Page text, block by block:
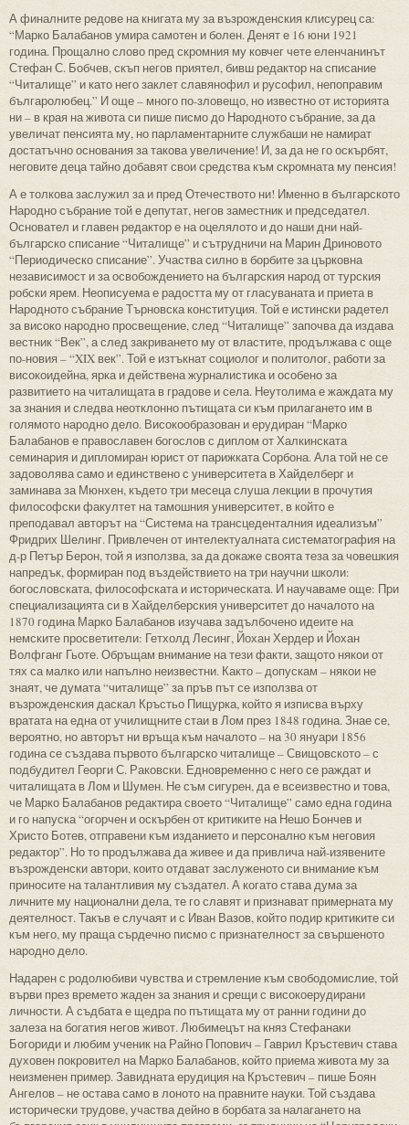
А финалните редове на книгата му за възрожденския клисурец са:
“Марко Балабанов умира самотен и болен. Денят е 16 юни 1921
година. Прощално слово пред скромния му ковчег чете еленчанинът
Стефан С. Бобчев, скъп негов приятел, бивш редактор на списание
“Читалище” и като него заклет славянофил и русофил, непоправим
българолюбец.” И още – много по-зловещо, но известно от историята
ни – в края на живота си пише писмо до Народното събрание, за да
увеличат пенсията му, но парламентарните службаши не намират
достатъчно основания за такова увеличение! И, за да не го оскърбят,
неговите деца тайно добавят свои средства към скромната му пенсия!
А е толкова заслужил за и пред Отечеството ни! Именно в българското
Народно събрание той е депутат, негов заместник и председател.
Основател и главен редактор е на оцелялото и до наши дни най-
българско списание “Читалище” и сътрудничи на Марин Дриновото
“Периодическо списание”. Участва силно в борбите за църковна
независимост и за освобождението на българския народ от турския
робски ярем. Неописуема е радостта му от гласуваната и приета в
Народното събрание Търновска конституция. Той е истински радетел
за високо народно просвещение, след “Читалище” започва да издава
вестник “Век”, а след закриването му от властите, продължава с още
по-новия – “XIX век”. Той е изтъкнат социолог и политолог, работи за
високоидейна, ярка и действена журналистика и особено за
развитието на читалищата в градове и села. Неутолима е жаждата му
за знания и следва неотклонно пътищата си към прилагането им в
голямото народно дело. Високообразован и ерудиран “Марко
Балабанов е православен богослов с диплом от Халкинската
семинария и дипломиран юрист от парижката Сорбона. Ала той не се
задоволява само и единствено с университета в Хайделберг и
заминава за Мюнхен, където три месеца слуша лекции в прочутия
философски факултет на тамошния университет, в който е
преподавал авторът на “Система на трансцеденталния идеализъм”
Фридрих Шелинг. Привлечен от интелектуалната систематография на
д-р Петър Берон, той я използва, за да докаже своята теза за човешкия
напредък, формиран под въздействието на три научни школи:
богословската, философската и историческата. И научаваме още: При
специализацията си в Хайделберския университет до началото на
1870 година Марко Балабанов изучава задълбочено идеите на
немските просветители: Гетхолд Лесинг, Йохан Хердер и Йохан
Волфганг Гьоте. Обръщам внимание на тези факти, защото някои от
тях са малко или напълно неизвестни. Както – допускам – някои не
знаят, че думата “читалище” за пръв път се използва от
възрожденския даскал Кръстьо Пищурка, който я изписва върху
вратата на една от училищните стаи в Лом през 1848 година. Знае се,
вероятно, но авторът ни връща към началото – на 30 януари 1856
година се създава първото българско читалище – Свищовското – с
подбудител Георги С. Раковски. Едновременно с него се раждат и
читалищата в Лом и Шумен. Не съм сигурен, да е всеизвестно и това,
че Марко Балабанов редактира своето “Читалище” само една година
и го напуска “огорчен и оскърбен от критиките на Нешо Бончев и
Христо Ботев, отправени към изданието и персонално към неговия
редактор”. Но то продължава да живее и да привлича най-изявените
възрожденски автори, които отдават заслуженото си внимание към
приносите на талантливия му създател. А когато става дума за
личните му национални дела, те го славят и признават примерната му
деятелност. Такъв е случаят и с Иван Вазов, който подир критиките си
към него, му праща сърдечно писмо с признателност за свършеното
народно дело.
Надарен с родолюбиви чувства и стремление към свободомислие, той
върви през времето жаден за знания и срещи с високоерудирани
личности. А съдбата е щедра по пътищата му от ранни години до
залеза на богатия негов живот. Любимецът на княз Стефанаки
Богориди и любим ученик на Райно Попович – Гаврил Кръстевич става
духовен покровител на Марко Балабанов, който приема живота му за
неизменен пример. Завидната ерудиция на Кръстевич – пише Боян
Ангелов – не остава само в лоното на правните науки. Той създава
исторически трудове, участва дейно в борбата за налагането на